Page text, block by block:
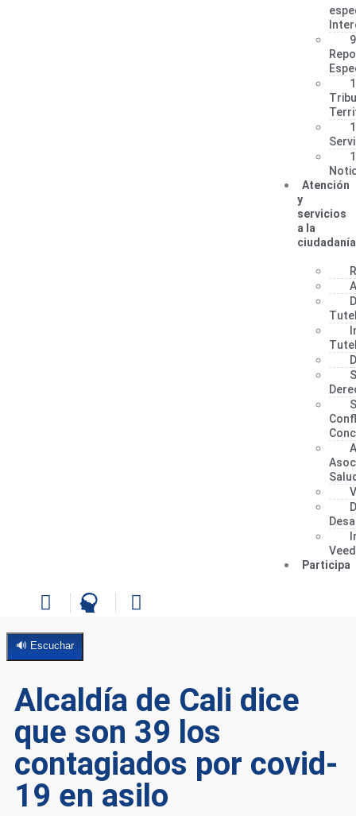
Atención
y
servicios
a la
ciudadanía
Participa
🔊 Escuchar
Alcaldía de Cali dice
que son 39 los
contagiados por covid-
19 en asilo